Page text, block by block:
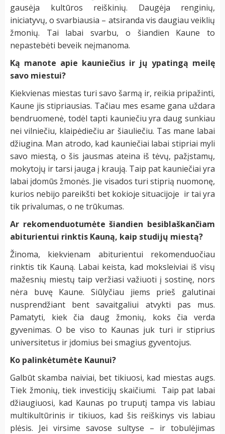
gausėja kultūros reiškinių. Daugėja renginių,
iniciatyvų, o svarbiausia – atsiranda vis daugiau veiklių
žmonių. Tai labai svarbu, o šiandien Kaune to
nepastebėti beveik neįmanoma.
Ką manote apie kauniečius ir jų ypatingą meilę
savo miestui?
Kiekvienas miestas turi savo šarmą ir, reikia pripažinti,
Kaune jis stipriausias. Tačiau mes esame gana uždara
bendruomenė, todėl tapti kauniečiu yra daug sunkiau
nei vilniečiu, klaipėdiečiu ar šiauliečiu. Tas mane labai
džiugina. Man atrodo, kad kauniečiai labai stipriai myli
savo miestą, o šis jausmas ateina iš tėvų, pažįstamų,
mokytojų ir tarsi įauga į kraują. Taip pat kauniečiai yra
labai įdomūs žmonės. Jie visados turi stiprią nuomonę,
kurios nebijo pareikšti bet kokioje situacijoje ir tai yra
tik privalumas, o ne trūkumas.
Ar rekomenduotumėte šiandien besiblaškančiam
abiturientui rinktis Kauną, kaip studijų miestą?
Žinoma, kiekvienam abiturientui rekomenduočiau
rinktis tik Kauną. Labai keista, kad moksleiviai iš visų
mažesnių miestų taip veržiasi važiuoti į sostinę, nors
nėra buvę Kaune. Siūlyčiau jiems prieš galutinai
nusprendžiant bent savaitgaliui atvykti pas mus.
Pamatyti, kiek čia daug žmonių, koks čia verda
gyvenimas. O be viso to Kaunas juk turi ir stiprius
universitetus ir įdomius bei smagius gyventojus.
Ko palinkėtumėte Kaunui?
Galbūt skamba naiviai, bet tikiuosi, kad miestas augs.
Tiek žmonių, tiek investicijų skaičiumi. Taip pat labai
džiaugiuosi, kad Kaunas po truputį tampa vis labiau
multikultūrinis ir tikiuos, kad šis reiškinys vis labiau
plėsis. Jei virsime savose sultyse – ir tobulėjimas